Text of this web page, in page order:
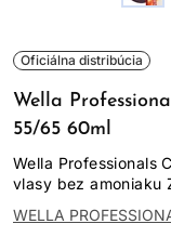
Oficiálna distribúcia
Wella
55/65 60ml
Wella Professionals
vlasy bez amoniaku
WELLA